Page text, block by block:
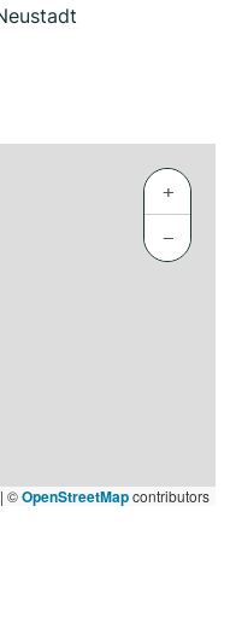
+
−
| ©OpenStreetMapcontributors